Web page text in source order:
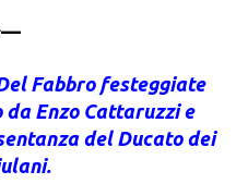
Fabbro festeggiate
Enzo Cattaruzzi e
del Ducato dei